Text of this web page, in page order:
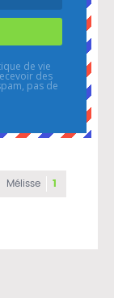
de vie
des
pas de
Mélisse 1